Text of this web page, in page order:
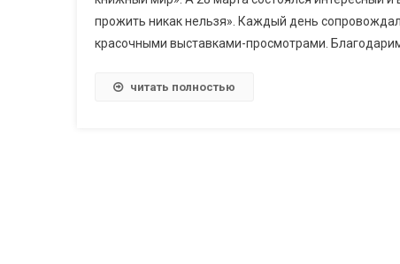
прожить никак нельзя». Каждый день
красочными выставками-просмотрами.
читать полностью